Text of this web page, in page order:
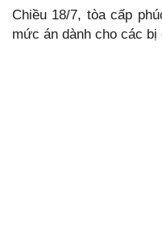
Chiều 18/7, tòa cấp
mức án dành cho các bị